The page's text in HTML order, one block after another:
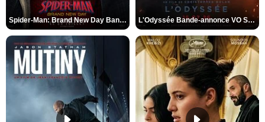
Spider-Man: Brand New Day Bande-annonce VO STFR L'Odyssée Bande-annonce VO STFR